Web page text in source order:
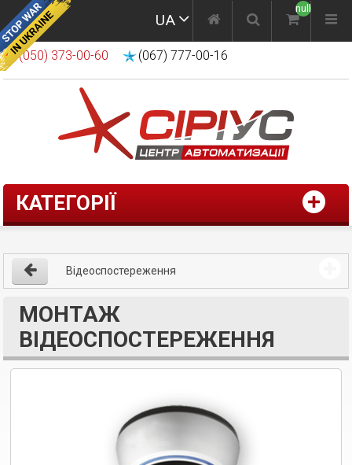
UA
null
(050) 373-00-60 (067) 777-00-16
КАТЕГОРІЇ
Відеоспостереження
МОНТАЖ
ВІДЕОСПОСТЕРЕЖЕННЯ